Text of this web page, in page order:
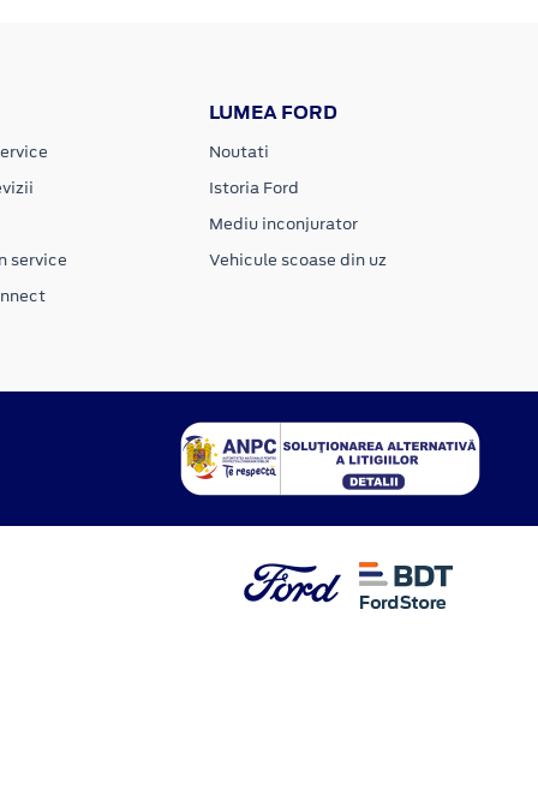
service
LUMEA FORD
Noutati
Istoria Ford
Mediu inconjurator
Vehicule scoase din uz